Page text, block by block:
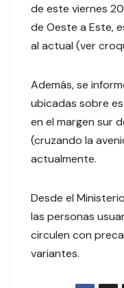
de este viernes
de Oeste a Este,
al actual (ver
Además, se
ubicadas sobre
en el margen sur
(cruzando la
actualmente.
Desde el
las personas
circulen con
variantes.